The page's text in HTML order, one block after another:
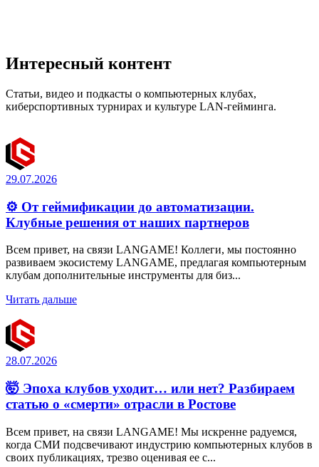
Интересный контент
Статьи, видео и подкасты о компьютерных клубах,
киберспортивных турнирах и культуре LAN-гейминга.
29.07.2026
⚙️ От геймификации до автоматизации.
Клубные решения от наших партнеров
Всем привет, на связи LANGAME! Коллеги, мы постоянно
развиваем экосистему LANGAME, предлагая компьютерным
клубам дополнительные инструменты для биз...
Читать дальше
28.07.2026
🤯 Эпоха клубов уходит… или нет? Разбираем
статью о «смерти» отрасли в Ростове
Всем привет, на связи LANGAME! Мы искренне радуемся,
когда СМИ подсвечивают индустрию компьютерных клубов в
своих публикациях, трезво оценивая ее с...